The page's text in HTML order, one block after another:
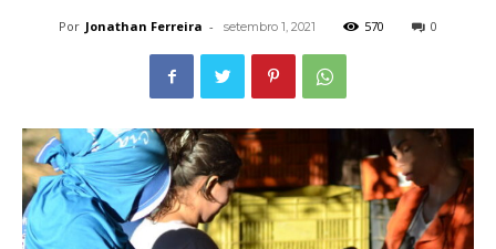
Por Jonathan Ferreira - setembro 1, 2021 570 0